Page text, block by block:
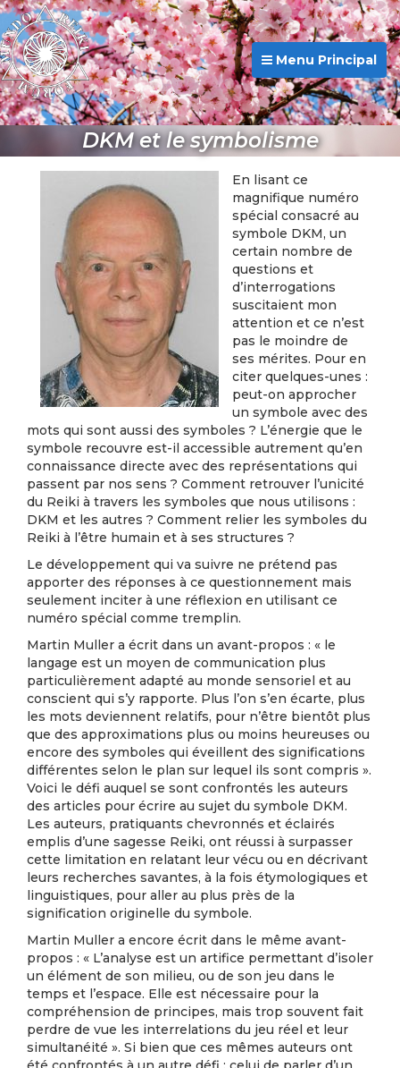
Menu Principal
DKM et le symbolisme
En lisant ce
magnifique numéro
spécial consacré au
symbole DKM, un
certain nombre de
questions et
d’interrogations
suscitaient mon
attention et ce n’est
pas le moindre de
ses mérites. Pour en
citer quelques-unes :
peut-on approcher
un symbole avec des
mots qui sont aussi des symboles ? L’énergie que le
symbole recouvre est-il accessible autrement qu’en
connaissance directe avec des représentations qui
passent par nos sens ? Comment retrouver l’unicité
du Reiki à travers les symboles que nous utilisons :
DKM et les autres ? Comment relier les symboles du
Reiki à l’être humain et à ses structures ?
Le développement qui va suivre ne prétend pas
apporter des réponses à ce questionnement mais
seulement inciter à une réflexion en utilisant ce
numéro spécial comme tremplin.
Martin Muller a écrit dans un avant-propos : « le
langage est un moyen de communication plus
particulièrement adapté au monde sensoriel et au
conscient qui s’y rapporte. Plus l’on s’en écarte, plus
les mots deviennent relatifs, pour n’être bientôt plus
que des approximations plus ou moins heureuses ou
encore des symboles qui éveillent des significations
différentes selon le plan sur lequel ils sont compris ».
Voici le défi auquel se sont confrontés les auteurs
des articles pour écrire au sujet du symbole DKM.
Les auteurs, pratiquants chevronnés et éclairés
emplis d’une sagesse Reiki, ont réussi à surpasser
cette limitation en relatant leur vécu ou en décrivant
leurs recherches savantes, à la fois étymologiques et
linguistiques, pour aller au plus près de la
signification originelle du symbole.
Martin Muller a encore écrit dans le même avant-
propos : « L’analyse est un artifice permettant d’isoler
un élément de son milieu, ou de son jeu dans le
temps et l’espace. Elle est nécessaire pour la
compréhension de principes, mais trop souvent fait
perdre de vue les interrelations du jeu réel et leur
simultanéité ». Si bien que ces mêmes auteurs ont